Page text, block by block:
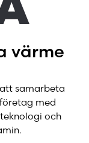
värme
samarbeta
med
och